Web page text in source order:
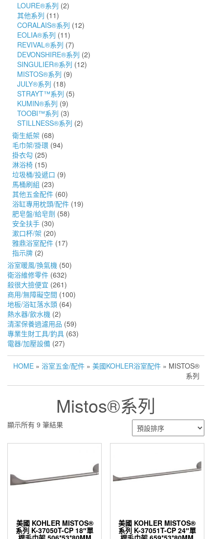
LOURE®系列 (2)
其他系列 (11)
CORALAIS®系列 (12)
EOLIA®系列 (11)
REVIVAL®系列 (7)
DEVONSHIRE®系列 (2)
SINGULIER®系列 (12)
MISTOS®系列 (9)
JULY®系列 (18)
STRAYT™系列 (5)
KUMIN®系列 (9)
TOOBI™系列 (3)
STILLNESS®系列 (2)
衛生紙架 (68)
毛巾架/掛環 (94)
掛衣勾 (25)
淋浴椅 (15)
垃圾桶/投遞口 (9)
馬桶刷組 (23)
其他五金配件 (60)
浴缸專用枕頭/配件 (19)
肥皂盤/給皂劑 (58)
安全扶手 (30)
漱口杯/架 (20)
雅鼎浴室配件 (17)
指示牌 (2)
浴室暖風/換氣機 (50)
衛浴維修零件 (632)
殺很大撿便宜 (261)
商用/無障礙空間 (100)
地板/浴缸落水頭 (64)
熱水器/飲水機 (2)
清潔保養過濾用品 (59)
專業生財工具/釣具 (63)
電器/加壓設備 (27)
HOME » 浴室五金/配件 » 美國KOHLER浴室配件 » MISTOS®
系列
Mistos®系列
顯示所有 9 筆結果
美國 KOHLER MISTOS®
系列 K-37050T-CP 18″單
美國 KOHLER MISTOS®
系列 K-37051T-CP 24″單